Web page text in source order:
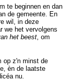
te beginnen en dan
de gemeente. En
wil, in deze
we het vervolgens
het beest, om
op z'n minst de
èn de laatste
nu.